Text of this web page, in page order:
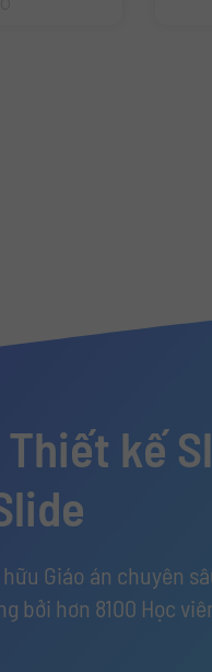
kế
Giáo án chuyên
bởi hơn 8100 Học